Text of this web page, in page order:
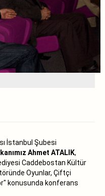
İstanbul Şubesi
Ahmet ATALIK,
Caddebostan Kültür
Oyunlar, Çiftçi
konusunda konferans